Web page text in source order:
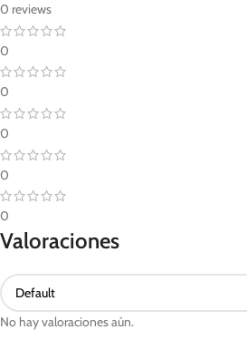
0 reviews
0
0
0
0
0
Valoraciones
No hay valoraciones aún.